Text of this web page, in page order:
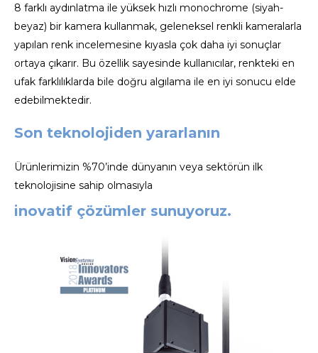
8 farklı aydınlatma ile yüksek hızlı monochrome (siyah-
beyaz) bir kamera kullanmak, geleneksel renkli kameralarla
yapılan renk incelemesine kıyasla çok daha iyi sonuçlar
ortaya çıkarır. Bu özellik sayesinde kullanıcılar, renkteki en
ufak farklılıklarda bile doğru algılama ile en iyi sonucu elde
edebilmektedir.
Son teknolojiden yararlanın
Ürünlerimizin %70’inde dünyanın veya sektörün ilk
teknolojisine sahip olmasıyla
inovatif çözümler sunuyoruz.